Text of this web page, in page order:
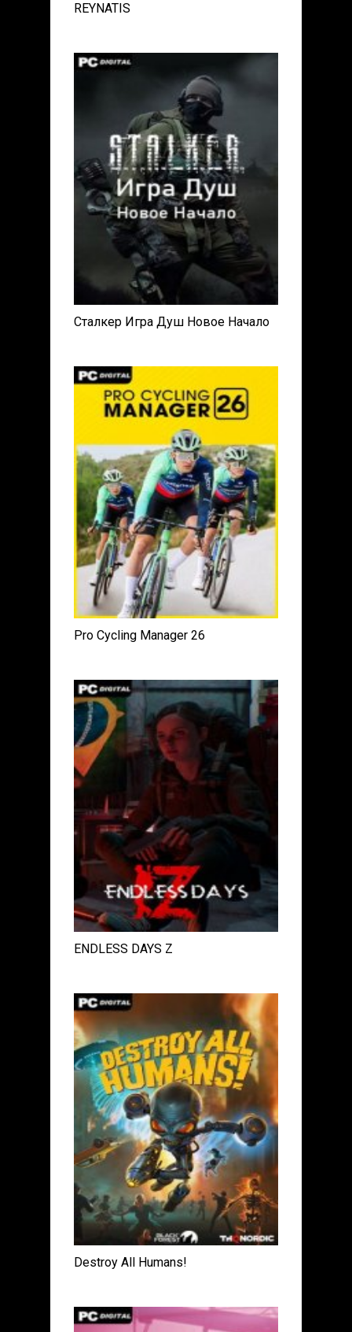
REYNATIS
Сталкер Игра Душ Новое Начало
Pro Cycling Manager 26
ENDLESS DAYS Z
Destroy All Humans!